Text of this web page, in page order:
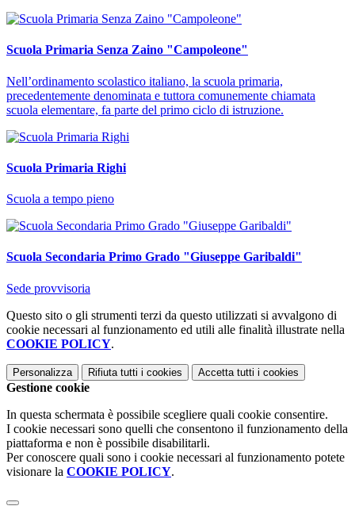
Scuola Primaria Senza Zaino "Campoleone"
Nell’ordinamento scolastico italiano, la scuola primaria,
precedentemente denominata e tuttora comunemente chiamata
scuola elementare, fa parte del primo ciclo di istruzione.
Scuola Primaria Righi
Scuola a tempo pieno
Scuola Secondaria Primo Grado "Giuseppe Garibaldi"
Sede provvisoria
Questo sito o gli strumenti terzi da questo utilizzati si avvalgono di
cookie necessari al funzionamento ed utili alle finalità illustrate nella
COOKIE POLICY.
Personalizza Rifiuta tutti i cookies Accetta tutti i cookies
Gestione cookie
In questa schermata è possibile scegliere quali cookie consentire.
I cookie necessari sono quelli che consentono il funzionamento della
piattaforma e non è possibile disabilitarli.
Per conoscere quali sono i cookie necessari al funzionamento potete
visionare la COOKIE POLICY.